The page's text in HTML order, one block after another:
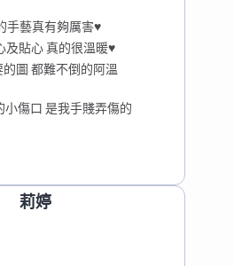
手藝真有夠厲害♥️
及貼心 真的很溫暖♥️
的圖 都難不倒的阿溫
小傷口 是我手賤弄傷的
莉婷